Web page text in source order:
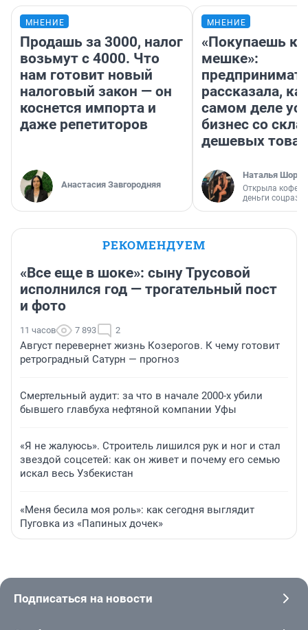
МНЕНИЕ
Продашь за 3000, налог
возьмут с 4000. Что
нам готовит новый
налоговый закон — он
коснется импорта и
даже репетиторов
Анастасия Завгородняя
МНЕНИЕ
«Покупаешь
мешке»:
рассказала,
самом деле
бизнес со
дешевых
Наталья
Открыла
деньги
РЕКОМЕНДУЕМ
«Все еще в шоке»: сыну Трусовой
исполнился год — трогательный пост
и фото
11 часов 7 893 2
Август перевернет жизнь Козерогов. К чему готовит
ретроградный Сатурн — прогноз
Смертельный аудит: за что в начале 2000-х убили
бывшего главбуха нефтяной компании Уфы
«Я не жалуюсь». Строитель лишился рук и ног и стал
звездой соцсетей: как он живет и почему его семью
искал весь Узбекистан
«Меня бесила моя роль»: как сегодня выглядит
Пуговка из «Папиных дочек»
Подписаться на новости